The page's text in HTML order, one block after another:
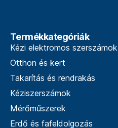
Termékkategóriák
Kézi elektromos szerszámok
Otthon és kert
Takarítás és rendrakás
Kéziszerszámok
Mérőműszerek
Erdő és fafeldolgozás